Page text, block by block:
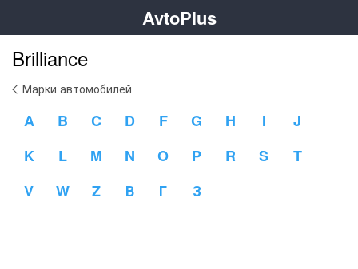
AvtoPlus
Brilliance
Марки автомобилей
A B C D F G H I
J
K
L M N O P R S
T
V
W Z В Г З